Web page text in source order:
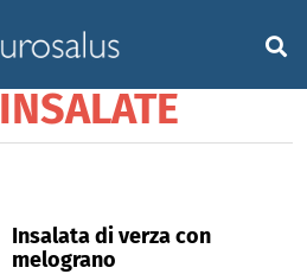
INSALATE
Insalata di verza con
melograno